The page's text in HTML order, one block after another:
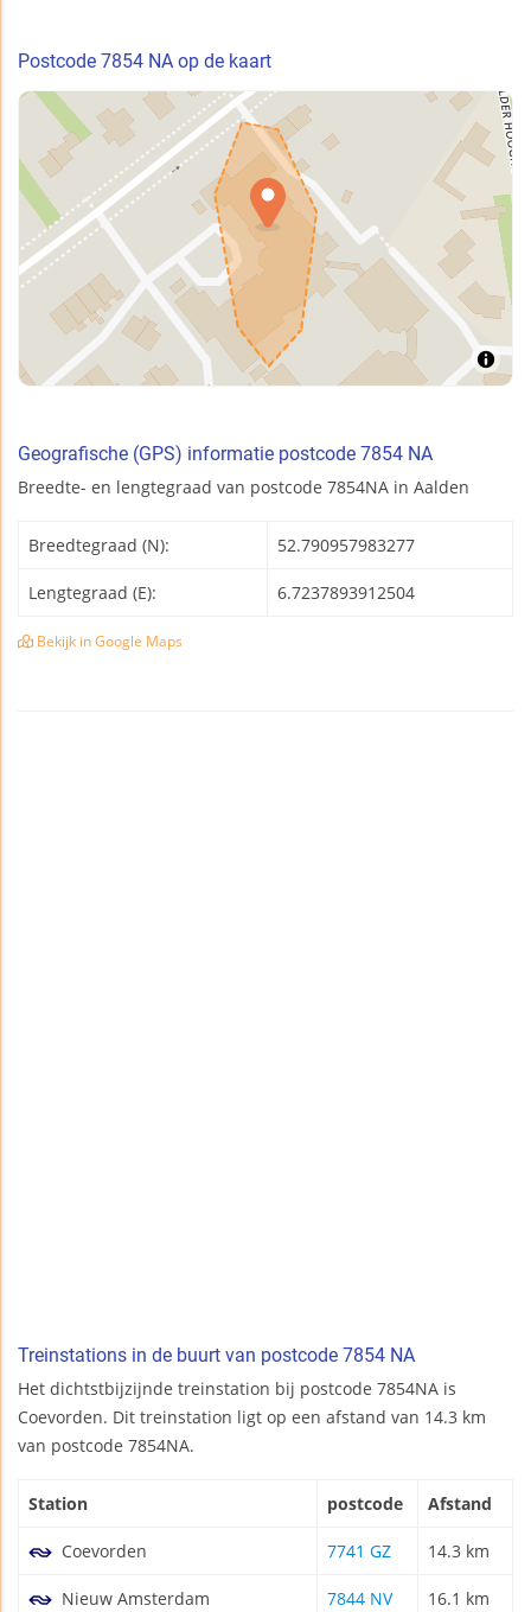
Postcode 7854 NA op de kaart
Geografische (GPS) informatie postcode 7854 NA
Breedte- en lengtegraad van postcode 7854NA in Aalden
Breedtegraad (N): 52.790957983277
Lengtegraad (E): 6.7237893912504
Bekijk in Google Maps
Treinstations in de buurt van postcode 7854 NA
Het dichtstbijzijnde treinstation bij postcode 7854NA is
Coevorden. Dit treinstation ligt op een afstand van 14.3 km
van postcode 7854NA.
Station postcode Afstand
Coevorden 7741 GZ 14.3 km
Nieuw Amsterdam 7844 NV 16.1 km